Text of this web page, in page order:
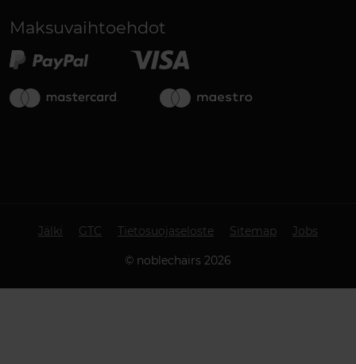
Maksuvaihtoehdot
Jälki GTC Tietosuojaseloste Sitemap Jobs
© noblechairs 2026